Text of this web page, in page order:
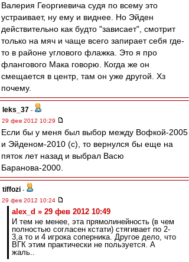
Валерия Георгиевича судя по всему это
устраивает, ну ему и виднее. Но Эйден
действительно как будто "зависает", смотрит
только на мяч и чаще всего запирает себя где-
то в районе углового флажка. Это я про
флангового Мака говорю. Когда же он
смещается в центр, там он уже другой. Хз
почему.
leks_37 -
29 фев 2012 10:29
Если бы у меня был выбор между Вофкой-2005
и Эйденом-2010 (с), то вернулся бы еще на
пяток лет назад и выбрал Васю
Баранова-2000.
tiffozi -
29 фев 2012 10:24
alex_d » 29 фев 2012 10:49
И тем не менее, эта прямолинейность (в чем
полностью согласен кстати) стягивает по 2-
3,а то и 4 игрока соперника. Другое дело, что
ВГК этим практически не пользуется. А
жаль..